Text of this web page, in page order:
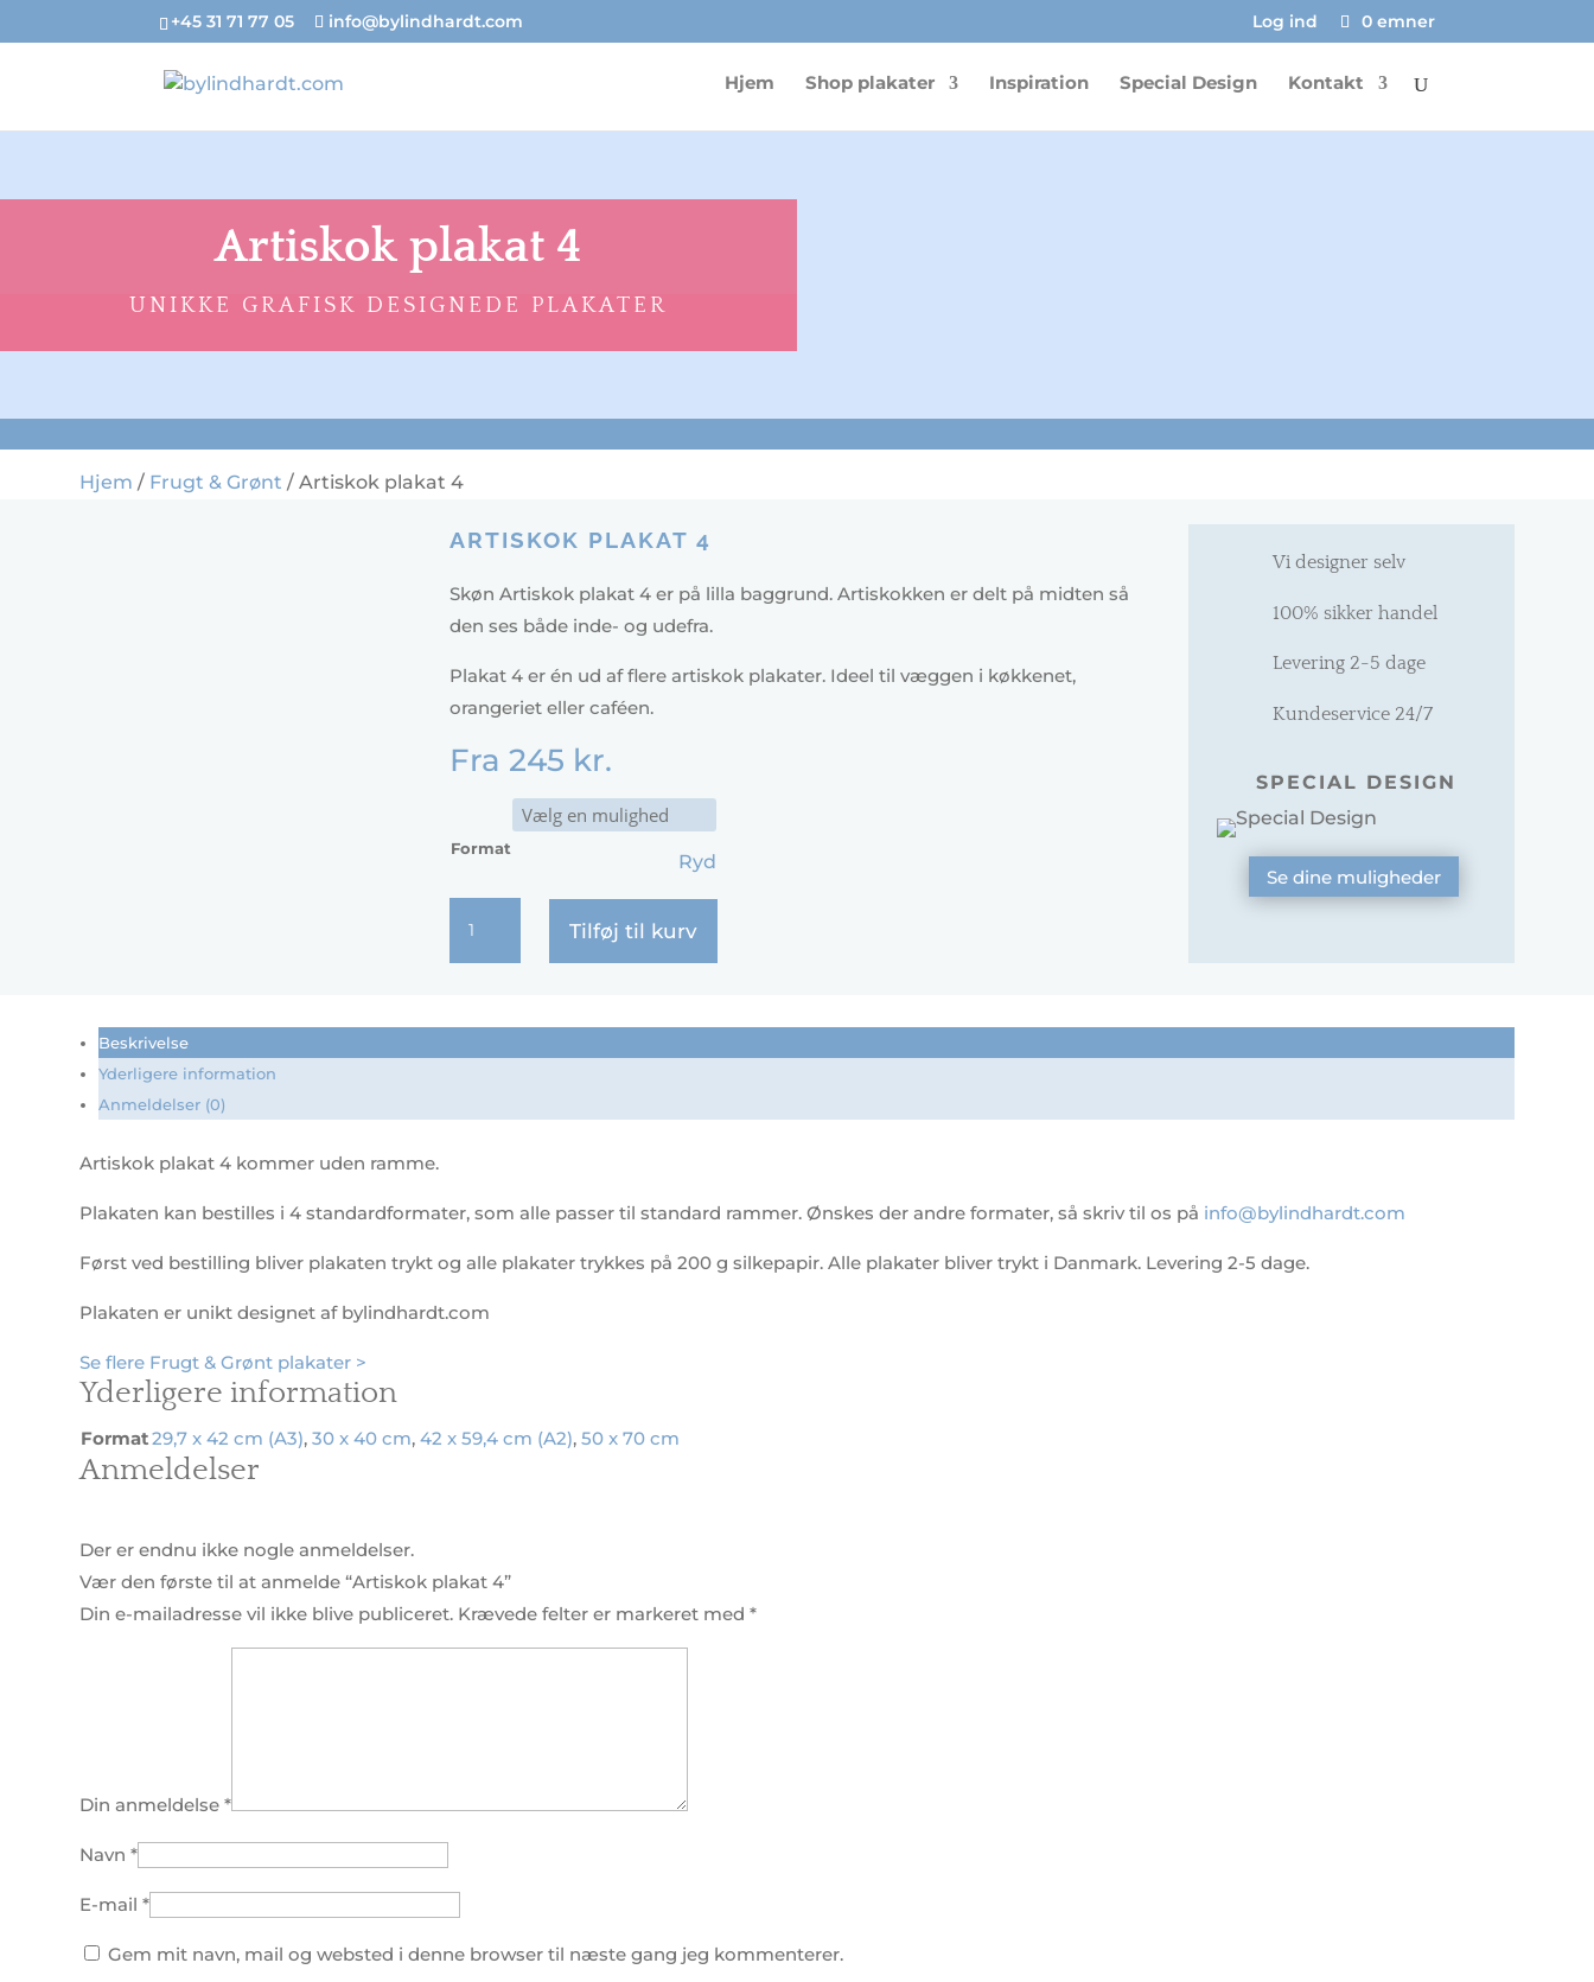
+45 31 71 77 05 info@bylindhardt.com Log ind 0 emner
Hjem Shop plakater Inspiration Special Design Kontakt
Artiskok plakat 4
UNIKKE GRAFISK DESIGNEDE PLAKATER
Hjem / Frugt & Grønt / Artiskok plakat 4
ARTISKOK PLAKAT 4
Skøn Artiskok plakat 4 er på lilla baggrund. Artiskokken er delt på midten så
den ses både inde- og udefra.
Plakat 4 er én ud af flere artiskok plakater. Ideel til væggen i køkkenet,
orangeriet eller caféen.
Fra 245 kr.
Format
Ryd
Tilføj til kurv
Vi designer selv
100% sikker handel
Levering 2-5 dage
Kundeservice 24/7
SPECIAL DESIGN
Se dine muligheder
Beskrivelse
Yderligere information
Anmeldelser (0)
Artiskok plakat 4 kommer uden ramme.
Plakaten kan bestilles i 4 standardformater, som alle passer til standard rammer. Ønskes der andre formater, så skriv til os på info@bylindhardt.com
Først ved bestilling bliver plakaten trykt og alle plakater trykkes på 200 g silkepapir. Alle plakater bliver trykt i Danmark. Levering 2-5 dage.
Plakaten er unikt designet af bylindhardt.com
Se flere Frugt & Grønt plakater >
Yderligere information
Format29,7 x 42 cm (A3),30 x 40 cm,42 x 59,4 cm (A2),50 x 70 cm
Anmeldelser
Der er endnu ikke nogle anmeldelser.
Vær den første til at anmelde “Artiskok plakat 4”
Din e-mailadresse vil ikke blive publiceret. Krævede felter er markeret med*
Din anmeldelse*
Navn*
E-mail*
Gem mit navn, mail og websted i denne browser til næste gang jeg kommenterer.